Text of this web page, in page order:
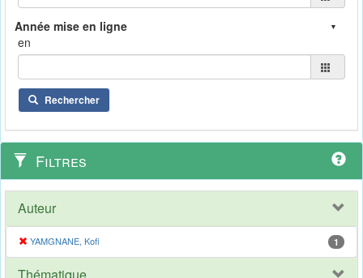
en
Rechercher
Filtres
Auteur
YAMGNANE, Kofi 1